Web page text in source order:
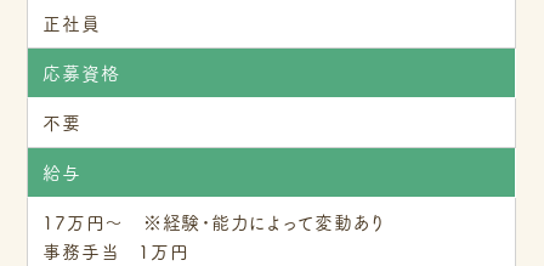
正社員
応募資格
不要
給与
17万円～ ※経験・能力によって変動あり
事務手当 1万円